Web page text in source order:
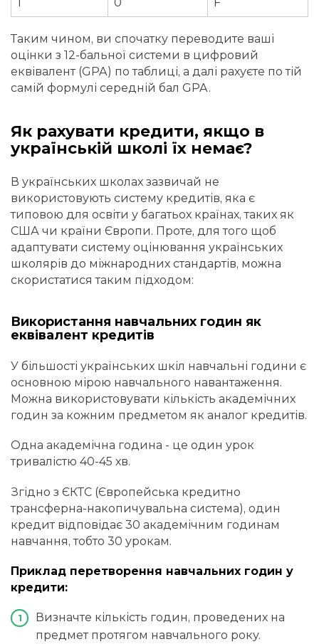
Таким чином, ви спочатку переводите ваші
оцінки з 12-бальної системи в цифровий
еквівалент (GPA) по таблиці, а далі рахуєте по тій
самій формулі середній бал GPA.
Як рахувати кредити, якщо в
українській школі їх немає?
В українських школах зазвичай не
використовують систему кредитів, яка є
типовою для освіти у багатьох країнах, таких як
США чи країни Європи. Проте, для того щоб
адаптувати систему оцінювання українських
школярів до міжнародних стандартів, можна
скористатися таким підходом:
Використання навчальних годин як
еквівалент кредитів
У більшості українських шкіл навчальні години є
основною мірою навчального навантаження.
Можна використовувати кількість академічних
годин за кожним предметом як аналог кредитів.
Одна академічна година - це один урок
тривалістю 40-45 хв.
Згідно з ЄКТС (Європейська кредитно
трансферна-накопичувальна система), один
кредит відповідає 30 академічним годинам
навчання, тобто 30 урокам.
Приклад перетворення навчальних годин у
кредити:
Визначте кількість годин, проведених на
предмет протягом навчального року.